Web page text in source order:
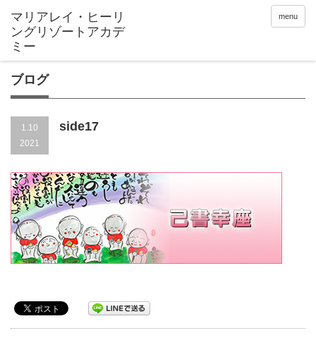
menu
ブログ
1.10
2021
side17